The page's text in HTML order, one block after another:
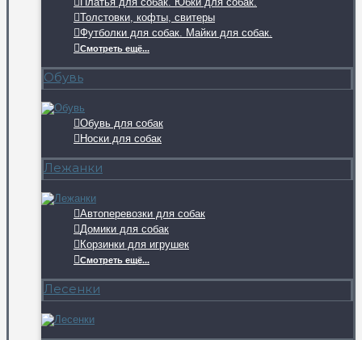
Толстовки, кофты, свитеры
Футболки для собак. Майки для собак.
Смотреть ещё...
Обувь
Обувь для собак
Носки для собак
Лежанки
Автоперевозки для собак
Домики для собак
Корзинки для игрушек
Смотреть ещё...
Лесенки